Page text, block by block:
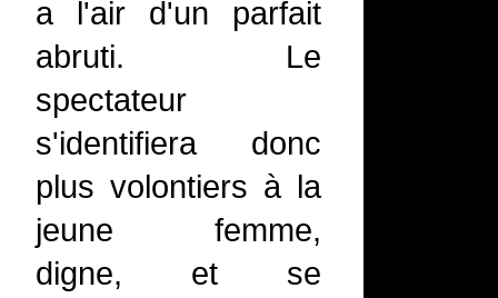
a l'air d'un parfait
abruti. Le
spectateur
s'identifiera donc
plus volontiers à la
jeune femme,
digne, et se